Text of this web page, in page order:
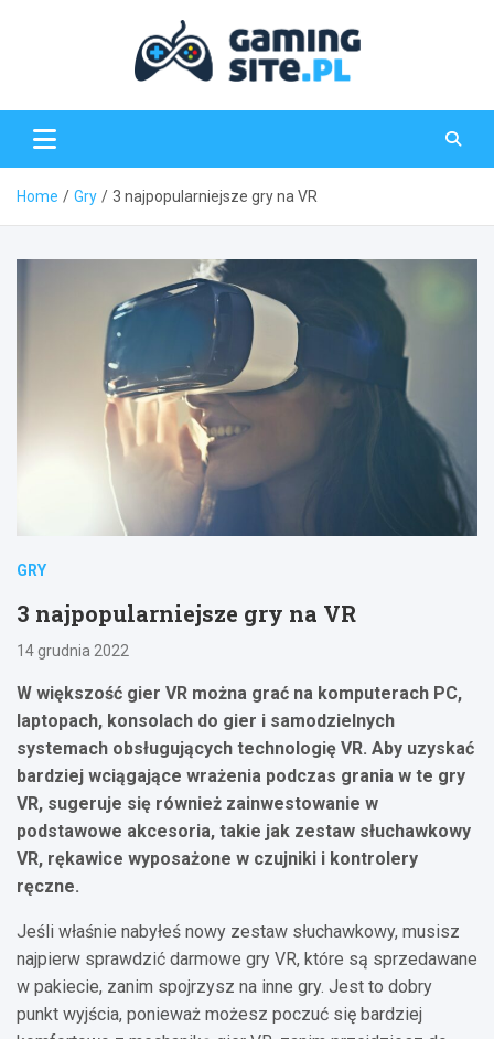
Gaming-Site.pl
Home Gry 3 najpopularniejsze gry na VR
GRY
3 najpopularniejsze gry na VR
14 grudnia 2022
W większość gier VR można grać na komputerach PC,
laptopach, konsolach do gier i samodzielnych
systemach obsługujących technologię VR. Aby uzyskać
bardziej wciągające wrażenia podczas grania w te gry
VR, sugeruje się również zainwestowanie w
podstawowe akcesoria, takie jak zestaw słuchawkowy
VR, rękawice wyposażone w czujniki i kontrolery
ręczne.
Jeśli właśnie nabyłeś nowy zestaw słuchawkowy, musisz
najpierw sprawdzić darmowe gry VR, które są sprzedawane
w pakiecie, zanim spojrzysz na inne gry. Jest to dobry
punkt wyjścia, ponieważ możesz poczuć się bardziej